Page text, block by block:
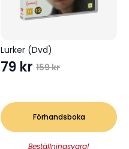
Lurker (Dvd)
159kr
Det
priset
var:
159 kr.
79 kr
Det
priset
är:
79 kr.
Förhandsboka
Beställningsvara!